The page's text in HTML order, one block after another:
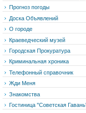
Прогноз погоды
Доска Объявлений
О городе
Краеведческий музей
Городская Прокуратура
Криминальная хроника
Телефонный справочник
Жди Меня
Знакомства
Гостиница "Советская